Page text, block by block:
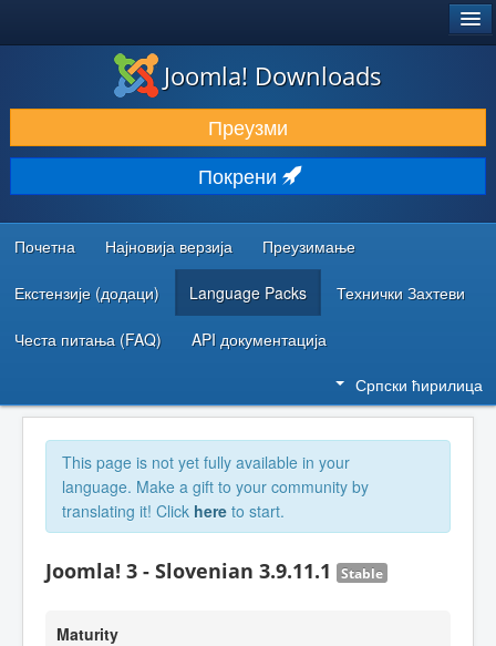
ПРЕУЗИМАЊЕ И ПРОШИРЕЊА (ЕКСТЕНЗИЈЕ)
ОТКРИЈТЕ И НАУЧИТЕ
ЗАЈЕДНИЦА И ПОДРШКА
РЕСУРСИ ЗА РАЗВОЈ
Joomla! Downloads
Преузми
Покрени
Почетна Најновија верзија Преузимање
Екстензије (додаци) Language Packs Технички Захтеви
Честа питања (FAQ) API документација
Српски ћирилица
This page is not yet fully available in your
language. Make a gift to your community by
translating it! Click here to start.
Joomla! 3 - Slovenian 3.9.11.1 Stable
Maturity